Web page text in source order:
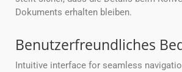
Dokuments erhalten bleiben.
Benutzerfreundliches
Intuitive interface for seamless